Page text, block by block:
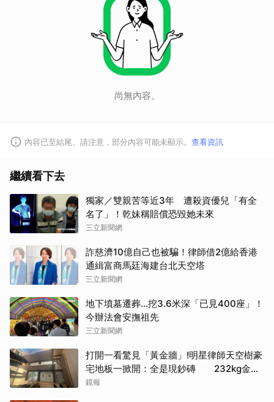
尚無內容。
內容已至結尾。請注意，部分內容可能未顯示。 查看資訊
繼續看下去
獨家／雙親苦等近3年 遭殺資優兒「有全
名了」！乾妹稱賠償恐毀她未來
三立新聞網
詐慈濟10億自己也被騙！律師借2億給香港
通緝富商馬廷海建台北天空塔
三立新聞網
地下墳墓遷葬…挖3.6米深「已見400座」！
今辦法會安撫祖先
三立新聞網
打開一看驚見「黃金牆」!明星律師天空樹豪
宅地板一掀開：全是現鈔磚 232kg金山
震撼影像曝
鏡報